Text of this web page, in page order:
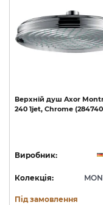
Верхній душ Axor
240 1jet, Chrome
Виробник:
Колекція:
Під замовлення